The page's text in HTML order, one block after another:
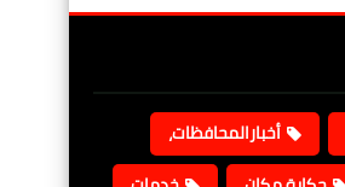
أخبارالمحافظات،